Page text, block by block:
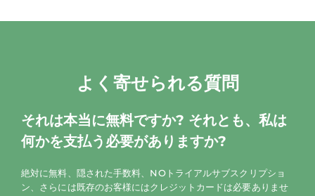
よく寄せられる質問
それは本当に無料ですか? それとも、私は
何かを支払う必要がありますか?
絶対に無料、隠された手数料、NOトライアルサブスクリプショ
ン、さらには既存のお客様にはクレジットカードは必要ありませ